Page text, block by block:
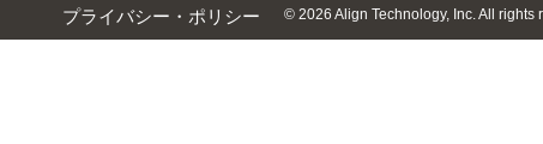
プライバシー・ポリシー © 2026 Align Technology, Inc. All rights